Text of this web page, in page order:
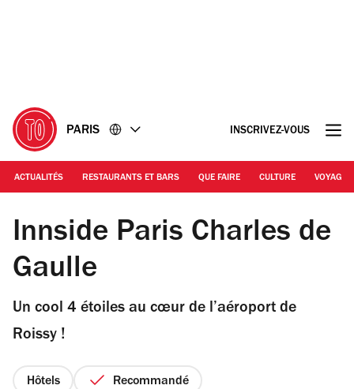
PARIS INSCRIVEZ-VOUS
ACTUALITÉS RESTAURANTS ET BARS QUE FAIRE CULTURE VOYAGE
Innside Paris Charles de Gaulle
Innside Paris Charles de
Gaulle
Un cool 4 étoiles au cœur de l’aéroport de
Roissy !
Hôtels Recommandé